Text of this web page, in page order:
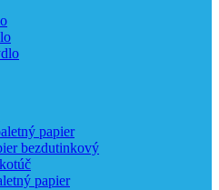
papier
bezdutinkový
papier